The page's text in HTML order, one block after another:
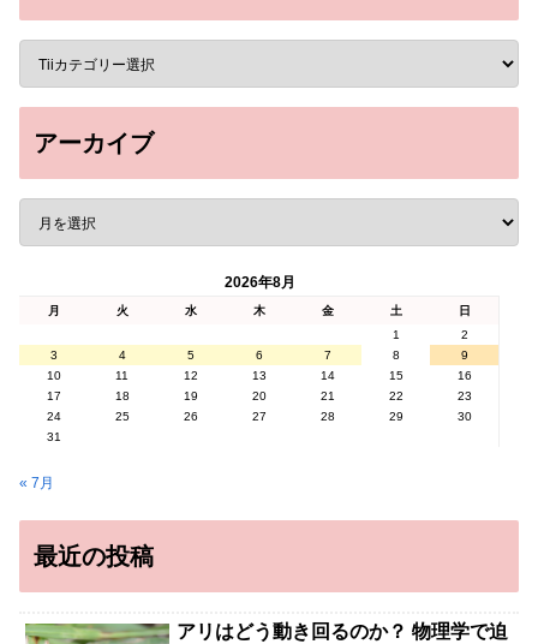
アーカイブ
2026年8月
月 火 水 木 金 土
日
1
2
3
4 5 6 7 8
9
10
11 12 13 14 15
16
17
18 19 20 21 22
23
24
25 26 27 28 29
30
31
« 7月
最近の投稿
アリはどう動き回るのか？ 物理学で迫